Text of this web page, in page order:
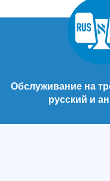
Обслуживание на
русский и